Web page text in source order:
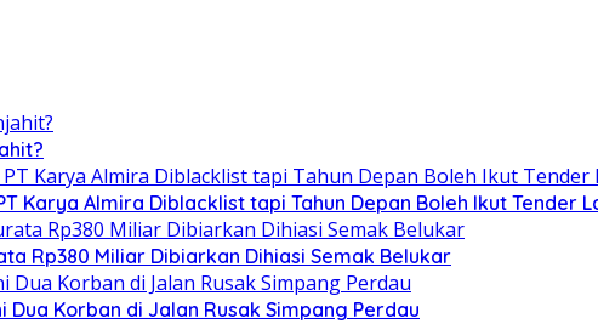
Karya Almira Diblacklist tapi Tahun Depan Boleh Ikut Tender
Rp380 Miliar Dibiarkan Dihiasi Semak Belukar
Korban di Jalan Rusak Simpang Perdau